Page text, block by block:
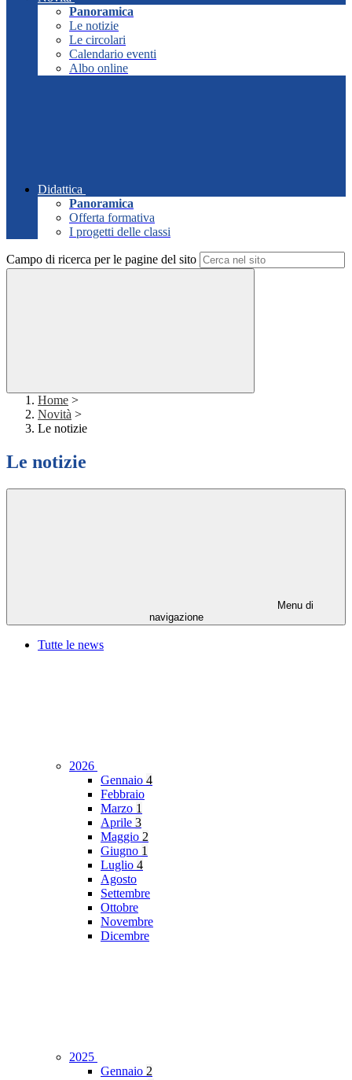
Panoramica
Le notizie
Le circolari
Calendario eventi
Albo online
Didattica
Panoramica
Offerta formativa
I progetti delle classi
Campo di ricerca per le pagine del sito
Home >
Novità >
Le notizie
Le notizie
Menu di
navigazione
Tutte le news
2026
Gennaio 4
Febbraio
Marzo 1
Aprile 3
Maggio 2
Giugno 1
Luglio 4
Agosto
Settembre
Ottobre
Novembre
Dicembre
2025
Gennaio 2